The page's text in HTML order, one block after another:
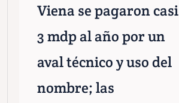
Viena se pagaron casi
3 mdp al año por un
aval técnico y uso del
nombre; las